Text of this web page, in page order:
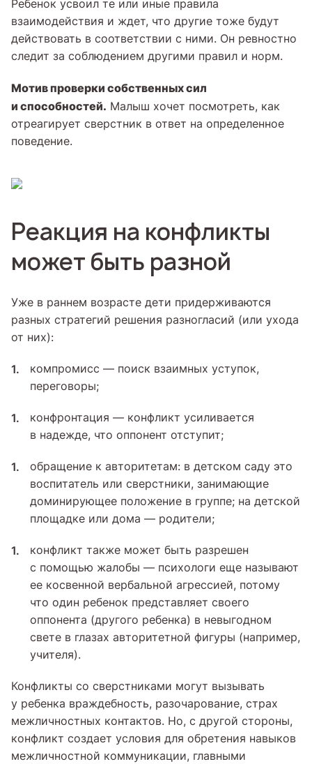
Ребенок усвоил те или иные правила
взаимодействия и ждет, что другие тоже будут
действовать в соответствии с ними. Он ревностно
следит за соблюдением другими правил и норм.
Мотив проверки собственных сил
и способностей. Малыш хочет посмотреть, как
отреагирует сверстник в ответ на определенное
поведение.
Реакция на конфликты
может быть разной
Уже в раннем возрасте дети придерживаются
разных стратегий решения разногласий (или ухода
от них):
компромисс — поиск взаимных уступок,
переговоры;
конфронтация — конфликт усиливается
в надежде, что оппонент отступит;
обращение к авторитетам: в детском саду это
воспитатель или сверстники, занимающие
доминирующее положение в группе; на детской
площадке или дома — родители;
конфликт также может быть разрешен
с помощью жалобы — психологи еще называют
ее косвенной вербальной агрессией, потому
что один ребенок представляет своего
оппонента (другого ребенка) в невыгодном
свете в глазах авторитетной фигуры (например,
учителя).
Конфликты со сверстниками могут вызывать
у ребенка враждебность, разочарование, страх
межличностных контактов. Но, с другой стороны,
конфликт создает условия для обретения навыков
межличностной коммуникации, главными